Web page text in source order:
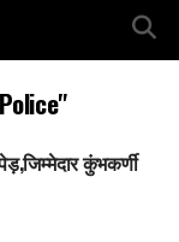
कुंभकर्णी